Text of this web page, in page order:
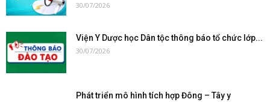
30/07/2026
Viện Y Dược học Dân tộc thông báo tổ chức lớp...
30/07/2026
Phát triển mô hình tích hợp Đông – Tây y